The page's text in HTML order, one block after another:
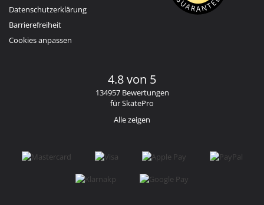
Datenschutzerklärung
Barrierefreiheit
Cookies anpassen
4.8 von 5
134957 Bewertungen
für SkatePro
Alle zeigen